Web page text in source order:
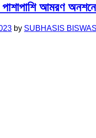
পাশাপাশি আমরণ
by SUBHASIS BISWAS